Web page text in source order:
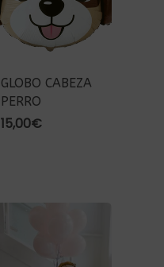
GLOBO CABEZA
PERRO
15,00€